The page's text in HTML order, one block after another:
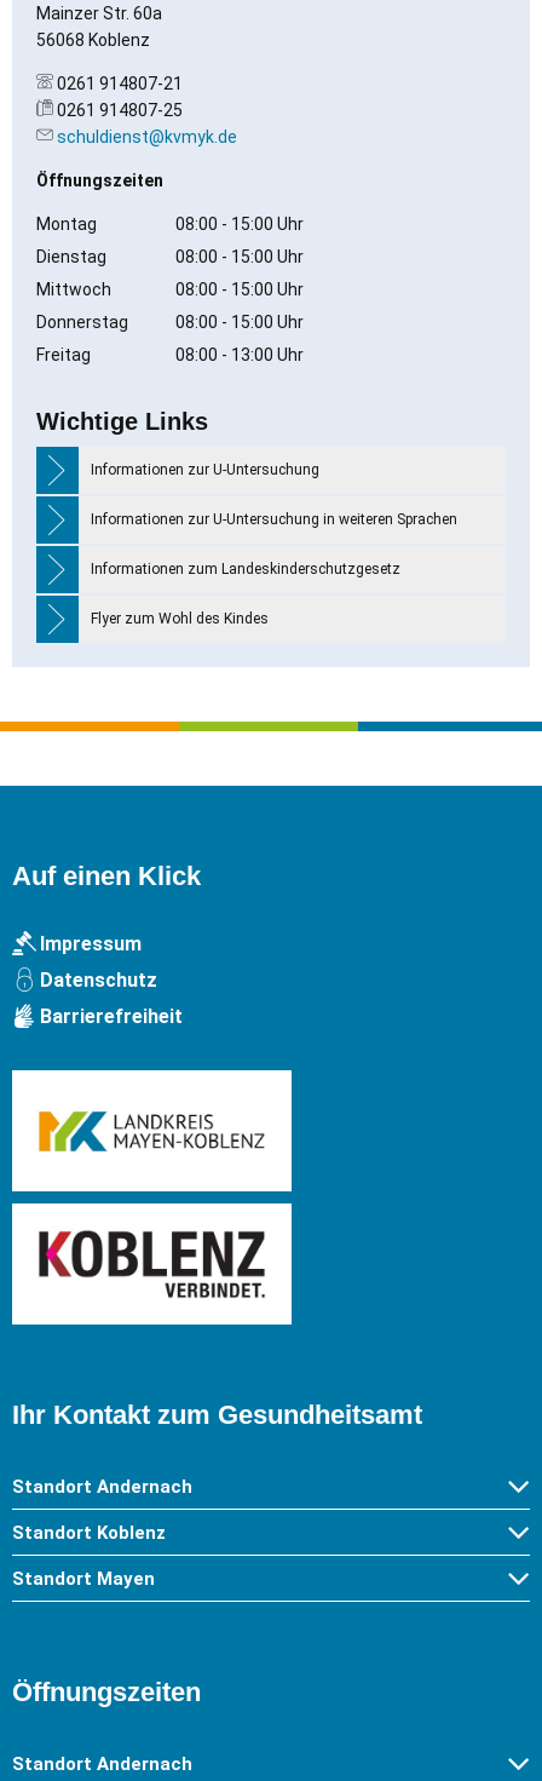
Mainzer Str. 60a
56068 Koblenz
0261 914807-21
0261 914807-25
schuldienst@kvmyk.de
Öffnungszeiten
Montag 08:00 - 15:00 Uhr
Von 08:00 bis 15:00 Uhr
Dienstag 08:00 - 15:00 Uhr
Von 08:00 bis 15:00 Uhr
Mittwoch 08:00 - 15:00 Uhr
Von 08:00 bis 15:00 Uhr
Donnerstag 08:00 - 15:00 Uhr
Von 08:00 bis 15:00 Uhr
Freitag 08:00 - 13:00 Uhr
Wichtige Links
Informationen zur U-Untersuchung
Informationen zur U-Untersuchung in weiteren Sprachen
Informationen zum Landeskinderschutzgesetz
Flyer zum Wohl des Kindes
Auf einen Klick
Impressum
Datenschutz
Barrierefreiheit
Ihr Kontakt zum Gesundheitsamt
Standort Andernach
Standort Koblenz
Standort Mayen
Öffnungszeiten
Standort Andernach